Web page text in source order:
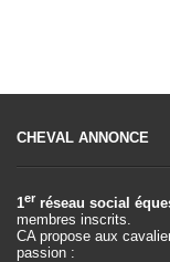
CHEVAL ANNONCE
1er réseau social
membres inscrits.
CA propose aux
passion :